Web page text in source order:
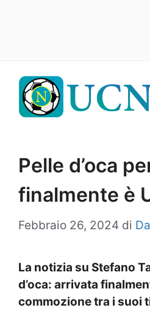
contenuto
Pelle d’oca
finalmente è
Febbraio 26, 2024 di
La notizia su Stefano
d’oca: arrivata
commozione tra i suoi